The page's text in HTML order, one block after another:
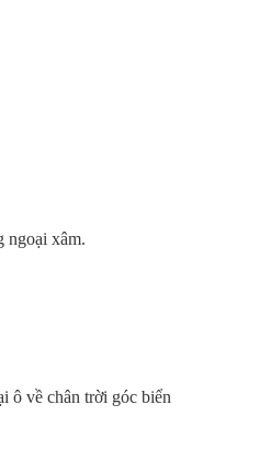
ngoại xâm.
ô về chân trời góc biển